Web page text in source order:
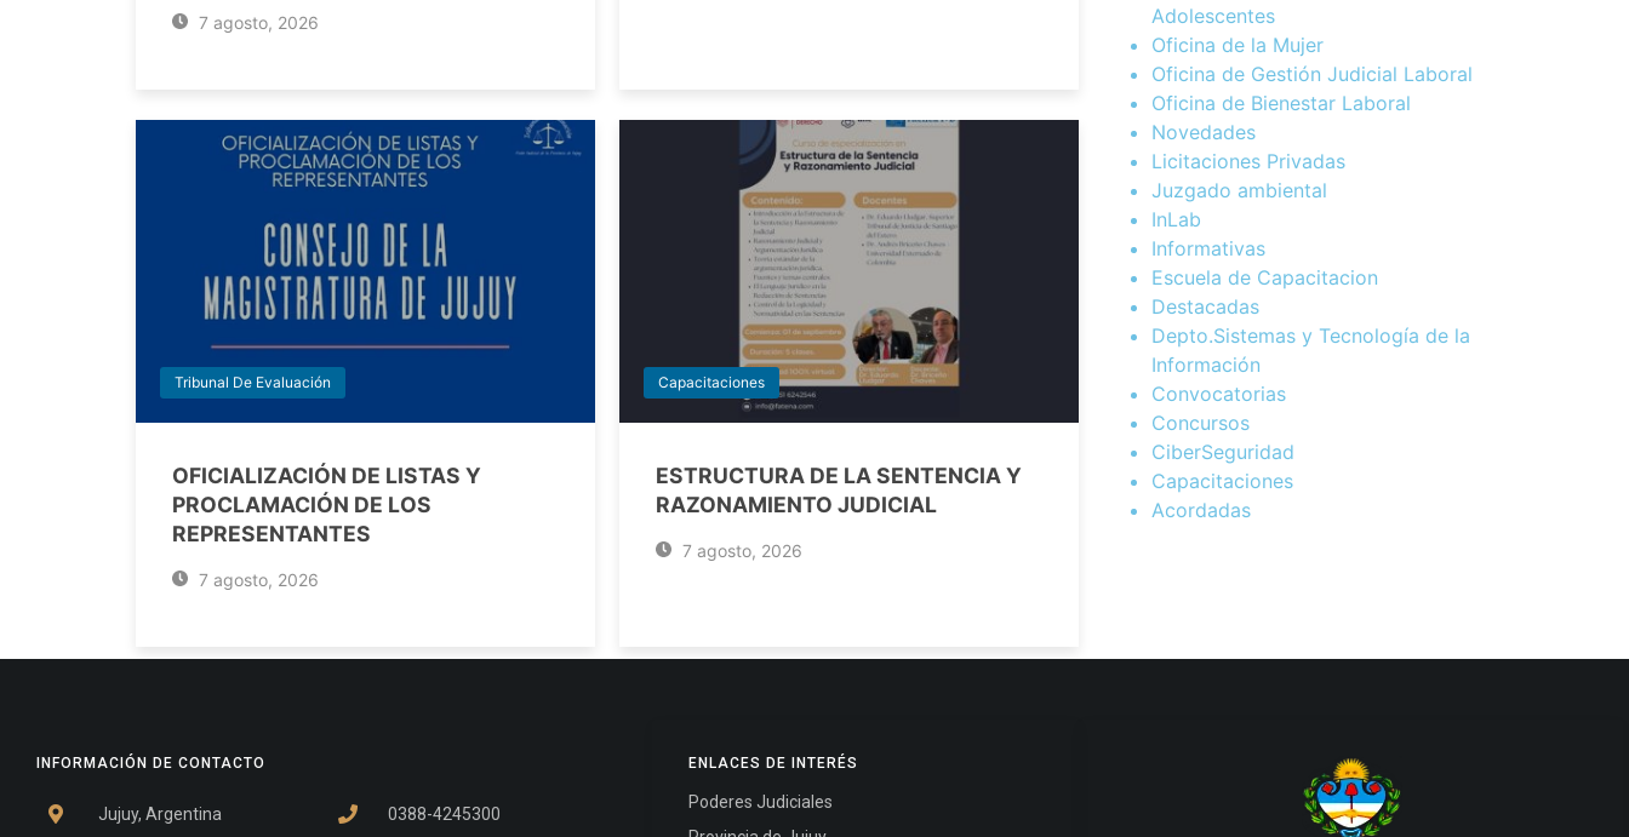
7 agosto, 2026
Tribunal De Evaluación
OFICIALIZACIÓN DE LISTAS Y
PROCLAMACIÓN DE LOS
REPRESENTANTES
7 agosto, 2026
Capacitaciones
ESTRUCTURA DE LA SENTENCIA Y
RAZONAMIENTO JUDICIAL
7 agosto, 2026
Adolescentes
Oficina de la Mujer
Oficina de Gestión Judicial Laboral
Oficina de Bienestar Laboral
Novedades
Licitaciones Privadas
Juzgado ambiental
InLab
Informativas
Escuela de Capacitacion
Destacadas
Depto.Sistemas y Tecnología de la
Información
Convocatorias
Concursos
CiberSeguridad
Capacitaciones
Acordadas
INFORMACIÓN DE CONTACTO
Jujuy, Argentina 0388-4245300
ENLACES DE INTERÉS
Poderes Judiciales